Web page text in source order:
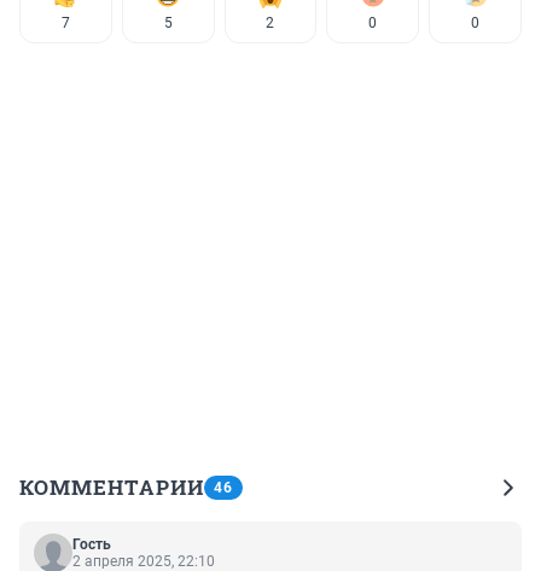
7 5 2 0 0
КОММЕНТАРИИ 46
Гость
2 апреля 2025, 22:10